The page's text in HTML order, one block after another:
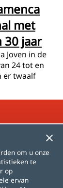
met
jaar
Joven in de
24 tot en
er twaalf
om u onze
te
op
ervan